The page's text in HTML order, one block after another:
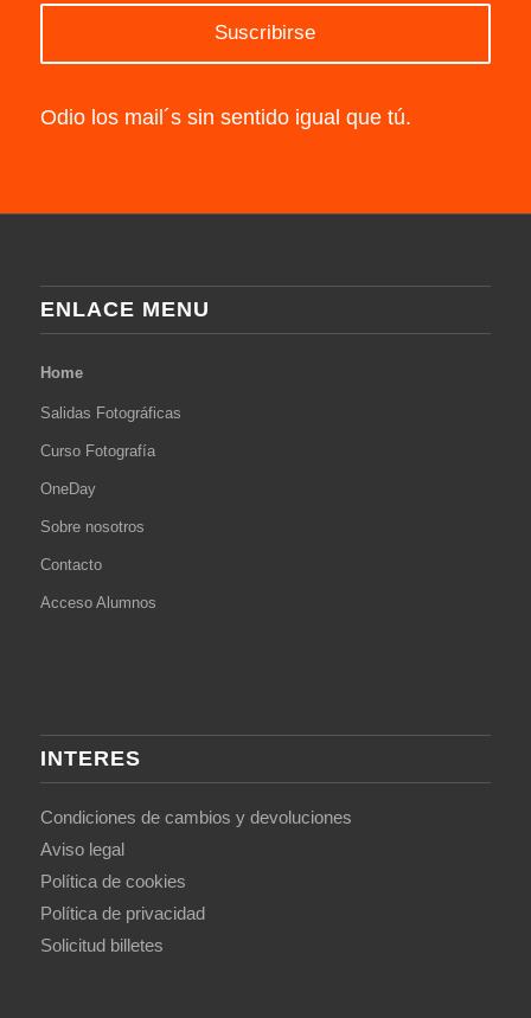
Odio los mail´s sin sentido igual que tú.
ENLACE MENU
Home
Salidas Fotográficas
Curso Fotografía
OneDay
Sobre nosotros
Contacto
Acceso Alumnos
INTERES
Condiciones de cambios y devoluciones
Aviso legal
Política de cookies
Política de privacidad
Solicitud billetes